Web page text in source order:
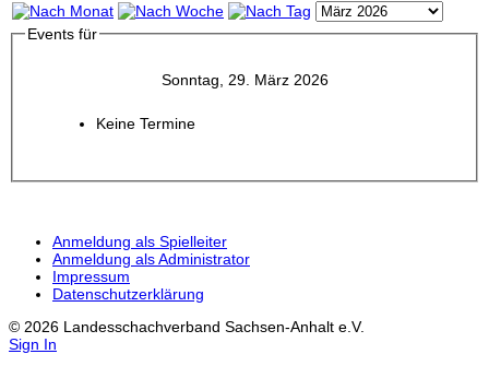
Events für
Sonntag, 29. März 2026
Keine Termine
Anmeldung als Spielleiter
Anmeldung als Administrator
Impressum
Datenschutzerklärung
© 2026 Landesschachverband Sachsen-Anhalt e.V.
Sign In